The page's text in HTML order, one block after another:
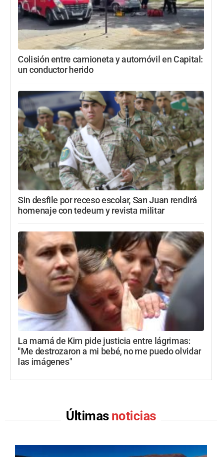
Colisión entre camioneta y automóvil en Capital:
un conductor herido
Sin desfile por receso escolar, San Juan rendirá
homenaje con tedeum y revista militar
La mamá de Kim pide justicia entre lágrimas:
"Me destrozaron a mi bebé, no me puedo olvidar
las imágenes"
Últimas noticias